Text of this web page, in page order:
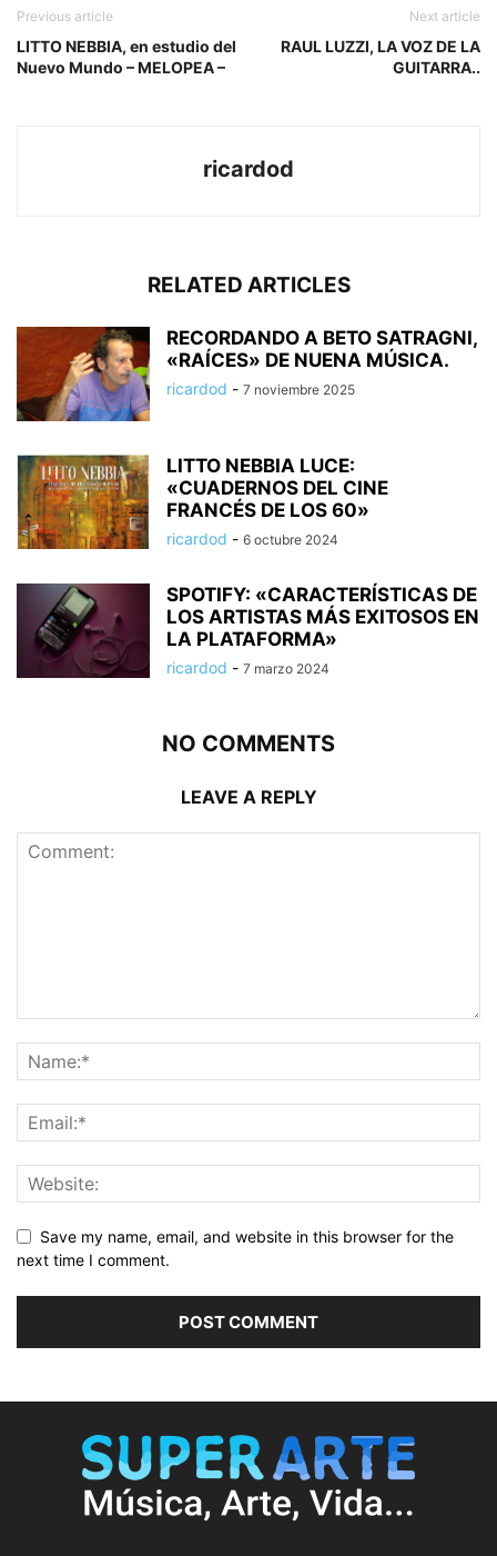
Previous article
LITTO NEBBIA, en estudio del
Nuevo Mundo – MELOPEA –
Next article
RAUL LUZZI, LA VOZ DE LA
GUITARRA..
ricardod
RELATED ARTICLES
RECORDANDO A BETO SATRAGNI,
«RAÍCES» DE NUENA MÚSICA.
ricardod - 7 noviembre 2025
LITTO NEBBIA LUCE:
«CUADERNOS DEL CINE
FRANCÉS DE LOS 60»
ricardod - 6 octubre 2024
SPOTIFY: «CARACTERÍSTICAS DE
LOS ARTISTAS MÁS EXITOSOS EN
LA PLATAFORMA»
ricardod - 7 marzo 2024
NO COMMENTS
LEAVE A REPLY
Save my name, email, and website in this browser for the
next time I comment.